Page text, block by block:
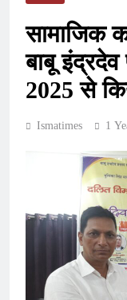
सामाजिक
बाबू
2025 से
Ismatimes 1